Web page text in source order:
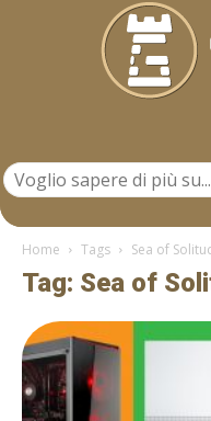
Home Tags Sea of
Tag: Sea of